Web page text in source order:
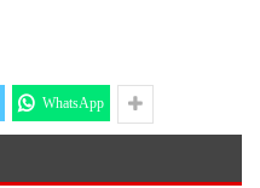
WhatsApp